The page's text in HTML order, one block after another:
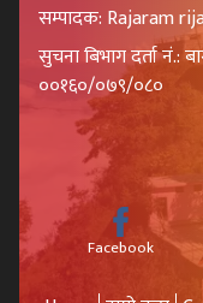
सम्पादक: Rajaram
सुचना बिभाग दर्ता नं.:
००१६०/०७९/०८०
Facebook